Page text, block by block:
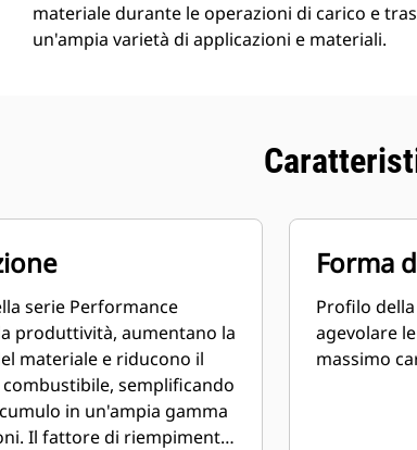
materiale durante le operazioni di carico e
un'ampia varietà di applicazioni e materiali.
serie Performance
produttività, aumentano la
materiale e riducono il
semplificando
in un'ampia gamma
Il fattore di riempimento
Forma
Profilo
agevolare
massimo